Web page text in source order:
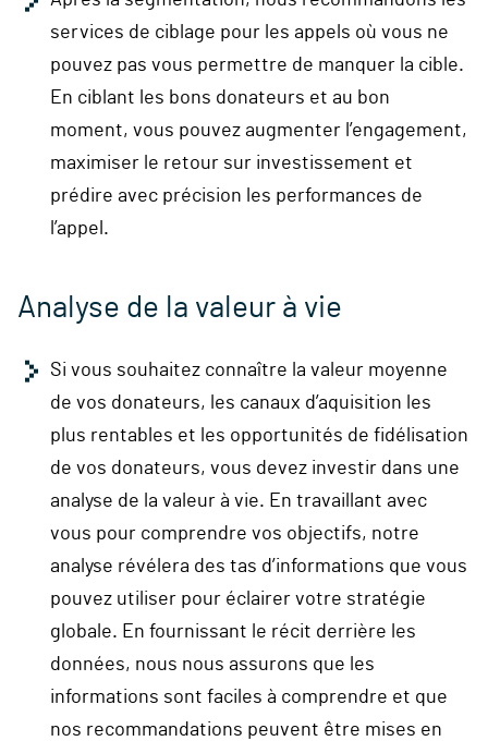
services de ciblage pour les appels où vous ne
pouvez pas vous permettre de manquer la cible.
En ciblant les bons donateurs et au bon
moment, vous pouvez augmenter l’engagement,
maximiser le retour sur investissement et
prédire avec précision les performances de
l’appel.
Analyse de la valeur à vie
Si vous souhaitez connaître la valeur moyenne
de vos donateurs, les canaux d’aquisition les
plus rentables et les opportunités de fidélisation
de vos donateurs, vous devez investir dans une
analyse de la valeur à vie. En travaillant avec
vous pour comprendre vos objectifs, notre
analyse révélera des tas d’informations que vous
pouvez utiliser pour éclairer votre stratégie
globale. En fournissant le récit derrière les
données, nous nous assurons que les
informations sont faciles à comprendre et que
nos recommandations peuvent être mises en